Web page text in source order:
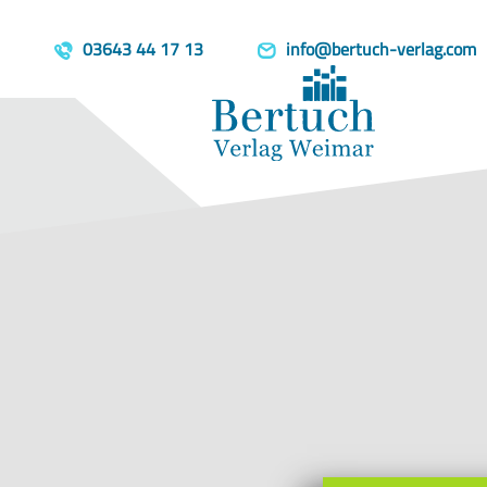
03643 44 17 13 info@bertuch-verlag.com
template=book, parent=/produkte/, include=hidden,